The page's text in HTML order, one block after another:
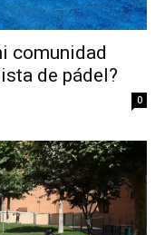
comunidad
de pádel?
0